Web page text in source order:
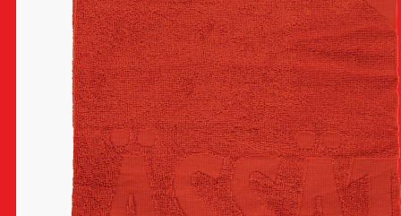
Housut
Paidat
Hupparit ja colleget
Takit
Lapset
Lasten housut
Lasten paidat
Lasten hupparit ja
colleget
Lasten takit
Vauvatuotteet
Pelipaidat
Asusteet